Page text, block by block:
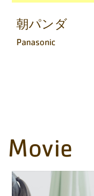
朝パンダ
Panasonic
Movie